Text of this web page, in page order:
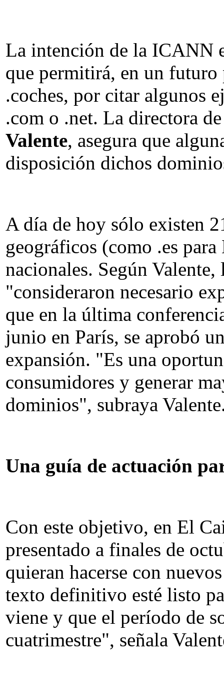
La intención de la ICANN
que permitirá, en un
.coches, por citar algunos
.com o .net. La directora
Valente, asegura que
disposición dichos
A día de hoy sólo existen
geográficos (como .es
nacionales. Según
"consideraron necesario
que en la última
junio en París, se aprobó
expansión. "Es una
consumidores y generar
dominios", subraya
Una guía de actuación
Con este objetivo, en El
presentado a finales de
quieran hacerse con
texto definitivo esté listo
viene y que el período de
cuatrimestre", señala